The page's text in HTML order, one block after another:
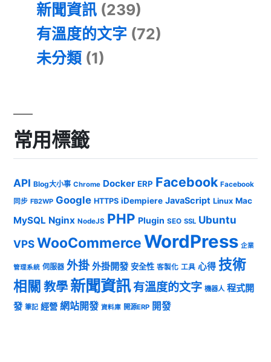
新聞資訊 (239)
有溫度的文字 (72)
未分類 (1)
常用標籤
API Blog大小事 Chrome Docker ERP Facebook Facebook
同步 FB2WP Google HTTPS iDempiere JavaScript Linux Mac
MySQL Nginx NodeJS PHP Plugin SEO SSL Ubuntu
VPSWooCommerceWordPress 企業
管理系統 伺服器 外掛 外掛開發 安全性 客製化 工具 心得 技術
相關 教學 新聞資訊有溫度的文字 機器人 程式開
發 筆記 經營 網站開發 資料庫 開源ERP 開發